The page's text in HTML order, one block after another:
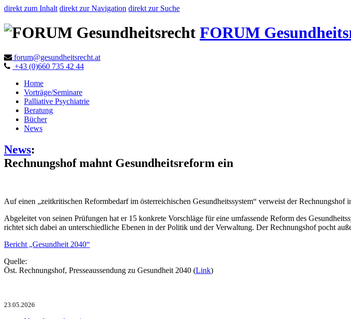
direkt zum Inhalt direkt zur Navigation direkt zur Suche
FORUM
forum@gesundheitsrecht.at
+43 (0)660 735 42 44
Home
Vorträge/Seminare
Palliative Psychiatrie
Beratung
Bücher
News
News:
Rechnungshof mahnt Gesundheitsreform ein
Auf einen „zeitkritischen Reformbedarf im österreichischen Gesundheitssystem“ verweist der
Abgeleitet von seinen Prüfungen hat er 15 konkrete Vorschläge für eine umfassende Reform des
richtet sich dabei an unterschiedliche Ebenen in der Politik und der Verwaltung. Der Rechnungshof pocht
Bericht „Gesundheit 2040“
Quelle:
Öst. Rechnungshof, Presseaussendung zu Gesundheit 2040 (Link)
23.05.2026